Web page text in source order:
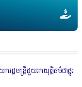
ឋមន្ត្រីជួយរកយុត្តិធម៌ជាថ្នូរ